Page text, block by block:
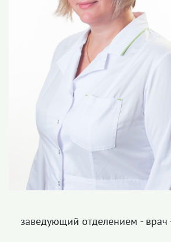
заведующий отделением - врач